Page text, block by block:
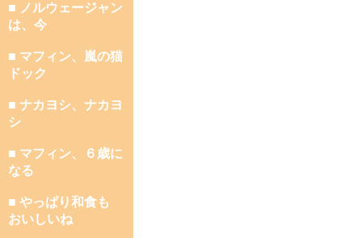
■ ノルウェージャン
は、今
■ マフィン、嵐の猫
ドック
■ ナカヨシ、ナカヨ
シ
■ マフィン、６歳に
なる
■ やっぱり和食も
おいしいね